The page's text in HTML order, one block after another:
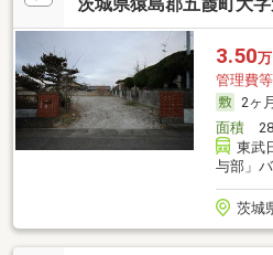
3.50
管理費
2ヶ月
面積
東武
与部」
茨城